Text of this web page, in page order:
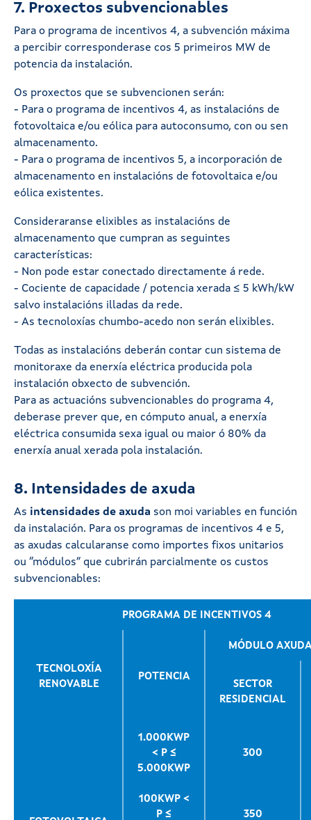
7. Proxectos subvencionables
Para o programa de incentivos 4, a subvención máxima
a percibir corresponderase cos 5 primeiros MW de
potencia da instalación.
Os proxectos que se subvencionen serán:
- Para o programa de incentivos 4, as instalacións de
fotovoltaica e/ou eólica para autoconsumo, con ou sen
almacenamento.
- Para o programa de incentivos 5, a incorporación de
almacenamento en instalacións de fotovoltaica e/ou
eólica existentes.
Consideraranse elixibles as instalacións de
almacenamento que cumpran as seguintes
características:
- Non pode estar conectado directamente á rede.
- Cociente de capacidade / potencia xerada ≤ 5 kWh/kW
salvo instalacións illadas da rede.
- As tecnoloxías chumbo-acedo non serán elixibles.
Todas as instalacións deberán contar cun sistema de
monitoraxe da enerxía eléctrica producida pola
instalación obxecto de subvención.
Para as actuacións subvencionables do programa 4,
deberase prever que, en cómputo anual, a enerxía
eléctrica consumida sexa igual ou maior ó 80% da
enerxía anual xerada pola instalación.
8. Intensidades de axuda
As intensidades de axuda son moi variables en función
da instalación. Para os programas de incentivos 4 e 5,
as axudas calcularanse como importes fixos unitarios
ou “módulos” que cubrirán parcialmente os custos
subvencionables:
PROGRAMA DE INCENTIVOS 4
TECNOLOXÍA
RENOVABLE
POTENCIA
MÓDULO
SECTOR
RESIDENCIAL
1.000KWP
< P ≤
5.000KWP
300
100KWP <
P ≤
350